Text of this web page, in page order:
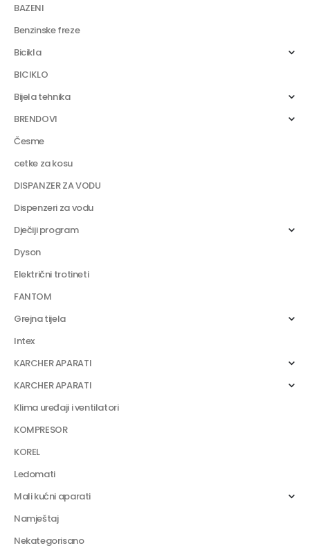
BAZENI
Benzinske freze
Bicikla
BICIKLO
Bijela tehnika
BRENDOVI
Česme
cetke za kosu
DISPANZER ZA VODU
Dispenzeri za vodu
Dječiji program
Dyson
Električni trotineti
FANTOM
Grejna tijela
Intex
KARCHER APARATI
KARCHER APARATI
Klima uređaji i ventilatori
KOMPRESOR
KOREL
Ledomati
Mali kućni aparati
Namještaj
Nekategorisano